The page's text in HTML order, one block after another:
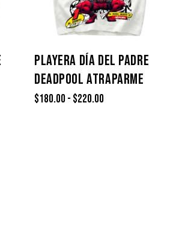
PLAYERA DÍA DEL PADRE
DEADPOOL ATRAPARME
$180.00- $220.00